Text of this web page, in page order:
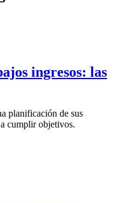
ingresos: las
planificación de sus
cumplir objetivos.